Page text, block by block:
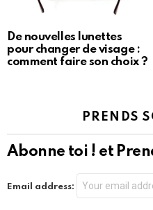
De nouvelles lunettes
pour changer de visage :
comment faire son choix ?
PRENDS
Abonne toi ! et
Email address: